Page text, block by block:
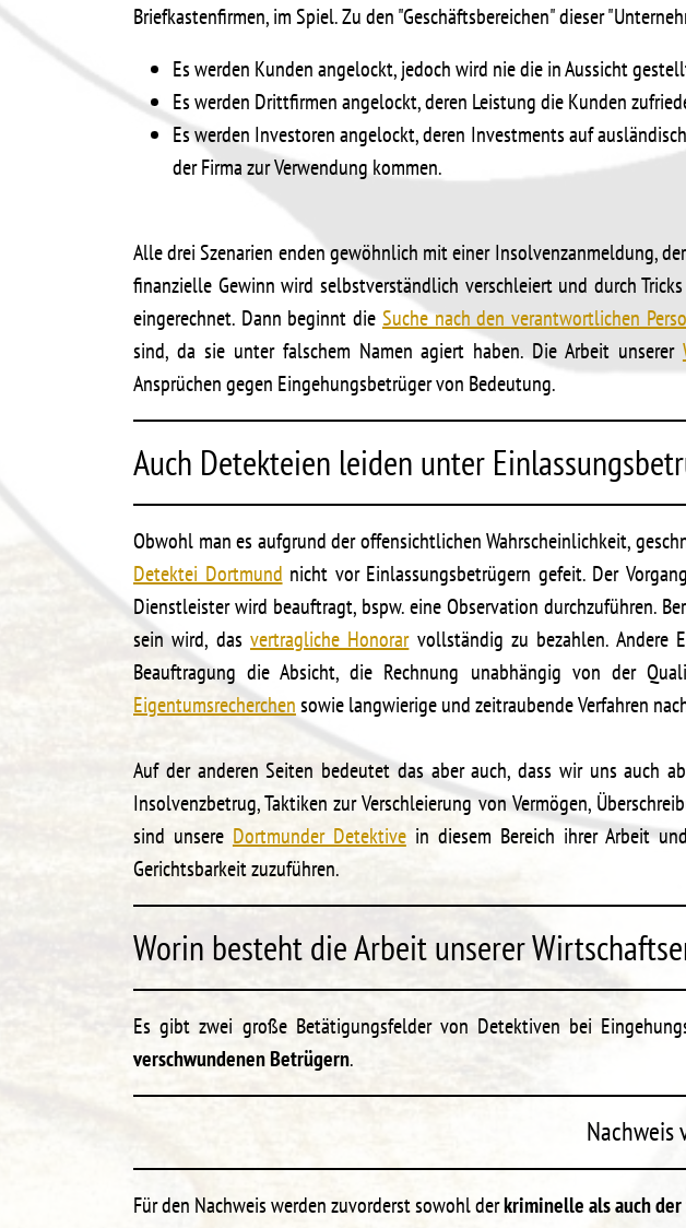
Briefkastenfirmen, im Spiel. Zu den "Geschäftsbereichen" dieser
Es werden Kunden angelockt, jedoch wird nie die in Aussicht
Es werden Drittfirmen angelockt, deren Leistung die Kunden
Es werden Investoren angelockt, deren Investments auf
der Firma zur Verwendung kommen.
Alle drei Szenarien enden gewöhnlich mit einer Insolvenzanmeldung,
finanzielle Gewinn wird selbstverständlich verschleiert und durch
eingerechnet. Dann beginnt die Suche nach den verantwortlichen
sind, da sie unter falschem Namen agiert haben. Die Arbeit unserer
Ansprüchen gegen Eingehungsbetrüger von Bedeutung.
Auch Detekteien leiden unter
Obwohl man es aufgrund der offensichtlichen Wahrscheinlichkeit,
Detektei Dortmund nicht vor Einlassungsbetrügern gefeit. Der
Dienstleister wird beauftragt, bspw. eine Observation durchzuführen.
sein wird, das vertragliche Honorarvollständig zu bezahlen. Andere
Beauftragung die Absicht, die Rechnung unabhängig von der
Eigentumsrecherchensowie langwierige und zeitraubende Verfahren
Auf der anderen Seiten bedeutet das aber auch, dass wir uns auch
Insolvenzbetrug, Taktiken zur Verschleierung von Vermögen,
sind unsere Dortmunder Detektivein diesem Bereich ihrer Arbeit
Gerichtsbarkeit zuzuführen.
Worin besteht die Arbeit unserer
Es gibt zwei große Betätigungsfelder von Detektiven bei
verschwundenen Betrügern.
Nachweis
Für den Nachweis werden zuvorderst sowohl derkriminelle als auch